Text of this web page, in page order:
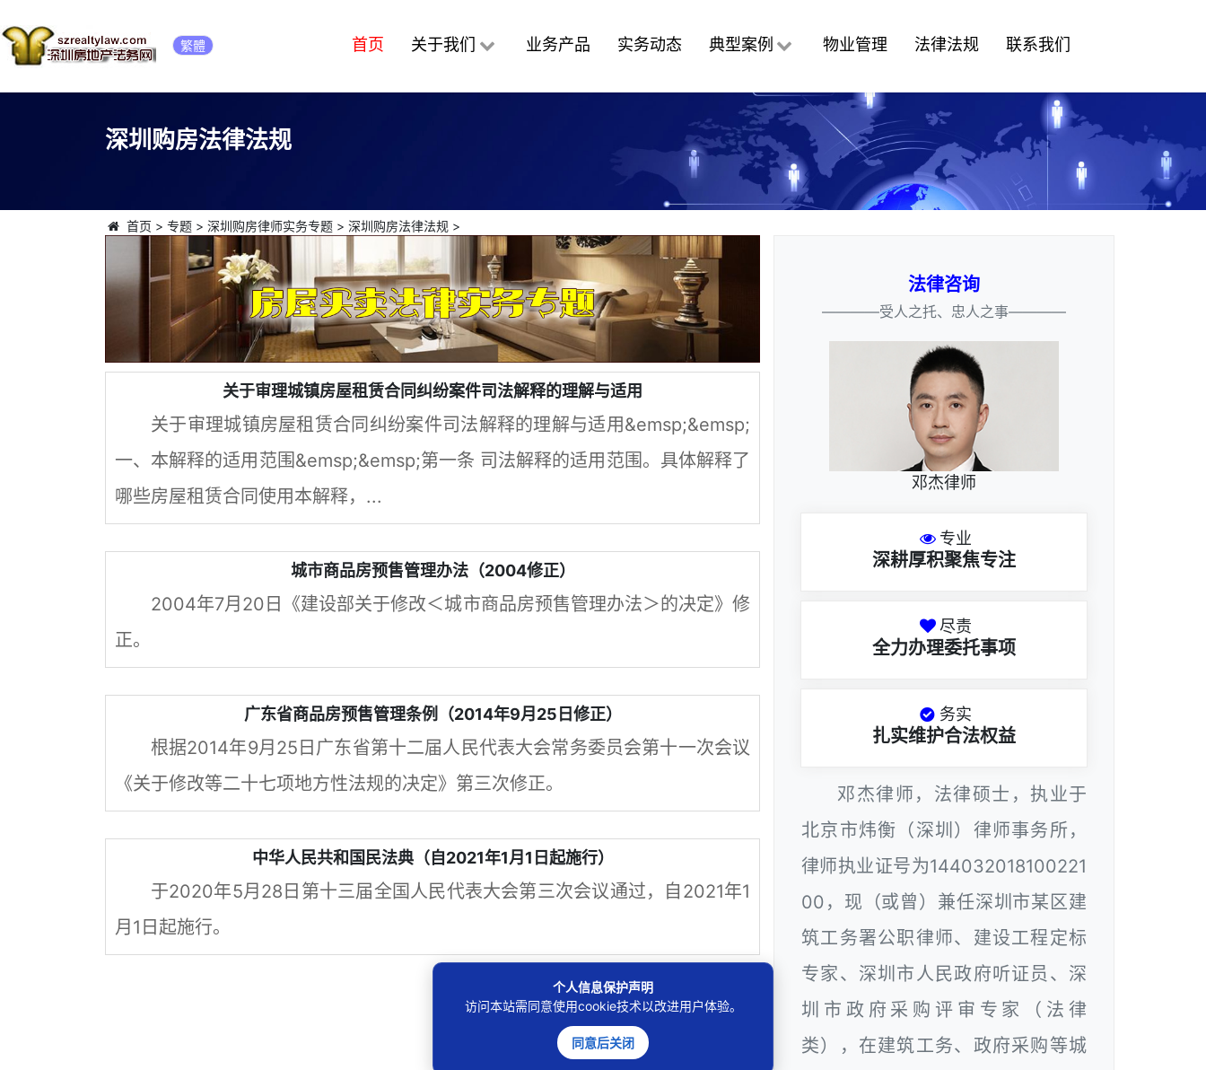
繁體 首页 关于我们 业务产品 实务动态 典型案例 物业管理 法律法规 联系我们
深圳购房法律法规
首页 > 专题> 深圳购房律师实务专题> 深圳购房法律法规 >
关于审理城镇房屋租赁合同纠纷案件司法解释的理解与适用
关于审理城镇房屋租赁合同纠纷案件司法解释的理解与适用&emsp;&emsp;
一、本解释的适用范围&emsp;&emsp;第一条 司法解释的适用范围。具体解释了
哪些房屋租赁合同使用本解释，...
城市商品房预售管理办法（2004修正）
2004年7月20日《建设部关于修改＜城市商品房预售管理办法＞的决定》修
正。
广东省商品房预售管理条例（2014年9月25日修正）
根据2014年9月25日广东省第十二届人民代表大会常务委员会第十一次会议
《关于修改等二十七项地方性法规的决定》第三次修正。
中华人民共和国民法典（自2021年1月1日起施行）
于2020年5月28日第十三届全国人民代表大会第三次会议通过，自2021年1
月1日起施行。
法律咨询
————受人之托、忠人之事————
邓杰律师
专业
深耕厚积聚焦专注
尽责
全力办理委托事项
务实
扎实维护合法权益
邓杰律师，法律硕士，执业于
北京市炜衡（深圳）律师事务所，
律师执业证号为144032018100221
00，现（或曾）兼任深圳市某区建
筑工务署公职律师、建设工程定标
专家、深圳市人民政府听证员、深
圳市政府采购评审专家（法律
类），在建筑工务、政府采购等城
个人信息保护声明
访问本站需同意使用cookie技术以改进用户体验。
同意后关闭